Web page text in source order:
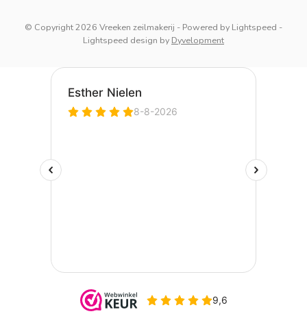
© Copyright 2026 Vreeken zeilmakerij - Powered by Lightspeed -
Lightspeed design by Dyvelopment